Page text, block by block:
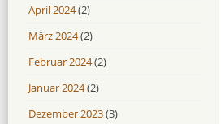
April 2024(2)
März 2024(2)
Februar 2024(2)
Januar 2024(2)
Dezember 2023(3)